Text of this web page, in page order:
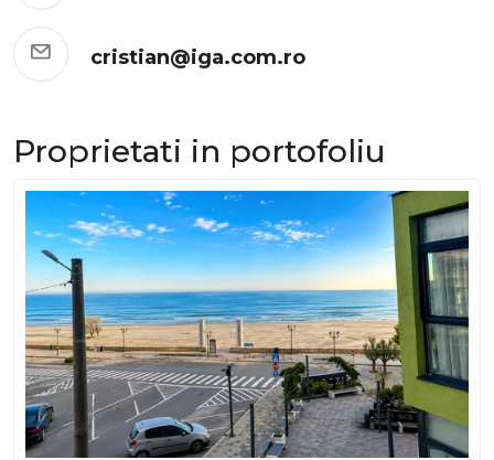
cristian@iga.com.ro
Proprietati in portofoliu